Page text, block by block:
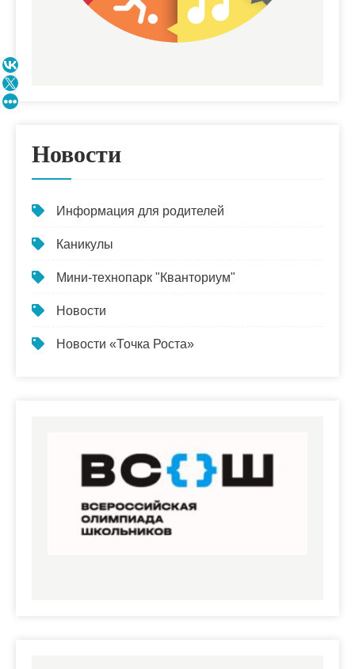
Новости
Информация для родителей
Каникулы
Мини-технопарк "Кванториум"
Новости
Новости «Точка Роста»